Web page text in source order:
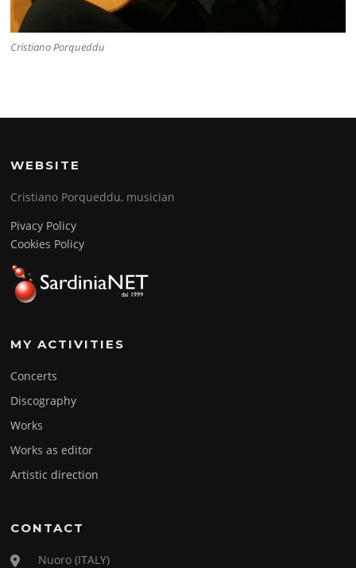
Cristiano Porqueddu
WEBSITE
Cristiano Porqueddu, musician
Pivacy Policy
Cookies Policy
MY ACTIVITIES
Concerts
Discography
Works
Works as editor
Artistic direction
CONTACT
Nuoro (ITALY)